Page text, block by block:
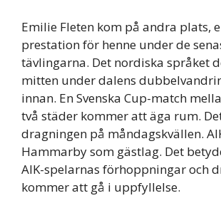
Emilie Fleten kom på andra plats,
prestation för henne under de
tävlingarna. Det nordiska språket
mitten under dalens
innan. En Svenska Cup-match
två städer kommer att äga rum.
dragningen på måndagskvällen.
Hammarby som gästlag. Det
AIK-spelarnas förhoppningar och
kommer att gå i uppfyllelse.